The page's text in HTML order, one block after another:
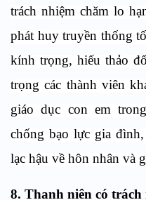
trách nhiệm chăm lo
phát huy truyền thống
kính trọng, hiếu thảo
trọng các thành viên
giáo dục con em
chống bạo lực gia
lạc hậu về hôn nhân và
8. Thanh niên có trách